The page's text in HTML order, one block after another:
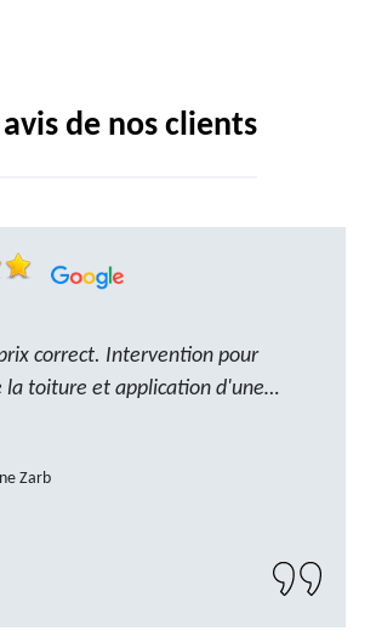
avis de nos clients
correct. Intervention pour
la toiture et application d'une
nous pouvons compter sur M.
de la prestation, a
sans problème"
Zarb